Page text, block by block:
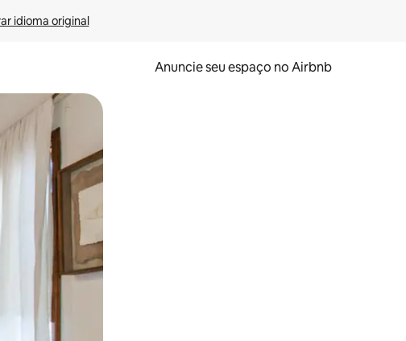
idioma original
Anuncie seu espaço no Airbnb
e deslizando o dedo na tela.